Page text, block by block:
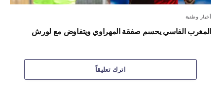
أخبار وطنية
المغرب الفاسي يحسم صفقة المهراوي ويتفاوض مع لورش
اترك تعليقاً